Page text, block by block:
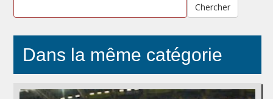
Chercher
Dans la même catégorie